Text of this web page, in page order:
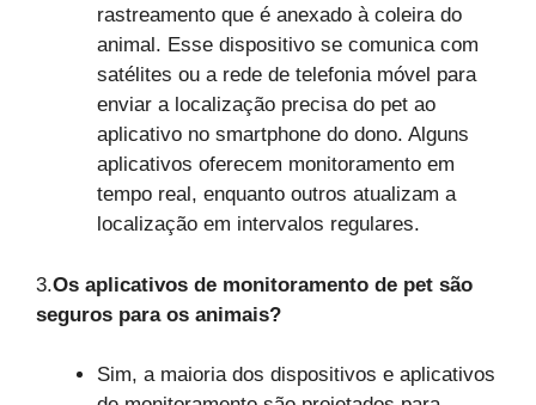
rastreamento que é anexado à coleira do
animal. Esse dispositivo se comunica com
satélites ou a rede de telefonia móvel para
enviar a localização precisa do pet ao
aplicativo no smartphone do dono. Alguns
aplicativos oferecem monitoramento em
tempo real, enquanto outros atualizam a
localização em intervalos regulares.
3.Os aplicativos de monitoramento de pet são
seguros para os animais?
Sim, a maioria dos dispositivos e aplicativos